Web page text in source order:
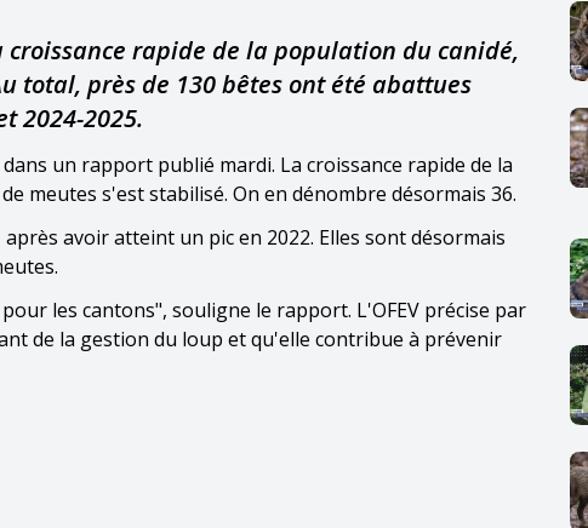
rapide de la population du canidé,
total, près de 130 bêtes ont été abattues
2024-2025.
un rapport publié mardi. La croissance rapide de la
meutes s'est stabilisé. On en dénombre désormais 36.
avoir atteint un pic en 2022. Elles sont désormais
les cantons", souligne le rapport. L'OFEV précise par
de la gestion du loup et qu'elle contribue à prévenir